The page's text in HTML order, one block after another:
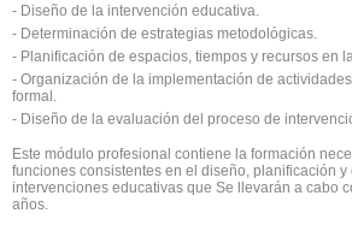
- Diseño de la intervención educativa.
- Determinación de estrategias metodológicas.
- Planificación de espacios, tiempos y recursos en
- Organización de la implementación de
formal.
- Diseño de la evaluación del proceso de
Este módulo profesional contiene la formación
funciones consistentes en el diseño, planificación
intervenciones educativas que Se llevarán a cabo
años.